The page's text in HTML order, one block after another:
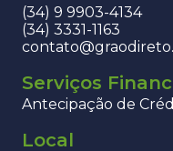
(34) 9 9903-4134
(34) 3331-1163
Serviços
Antecipação de
Local